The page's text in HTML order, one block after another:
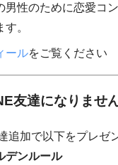
男性のために恋愛コ
。
ールをご覧ください
友達になりませ
追加で以下をプレゼ
デンルール